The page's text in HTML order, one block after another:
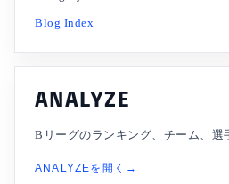
Blog Index
ANALYZE
Bリーグのランキング、チーム、選
ANALYZEを開く